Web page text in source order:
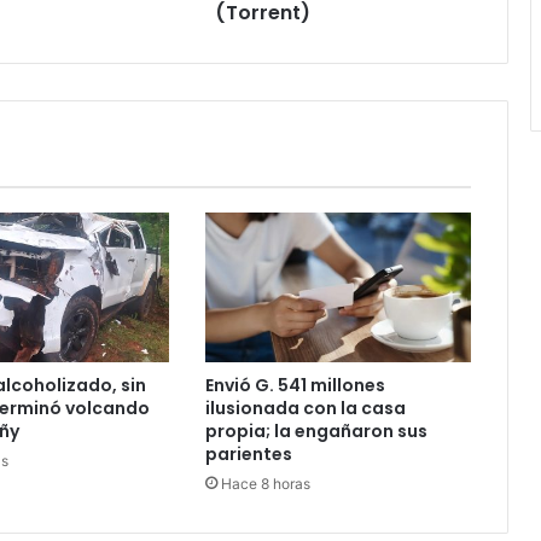
(Torrent)
sin
volcando
Envió G. 541 millones
ilusionada con la casa
propia; la engañaron sus
parientes
Hace 8 horas